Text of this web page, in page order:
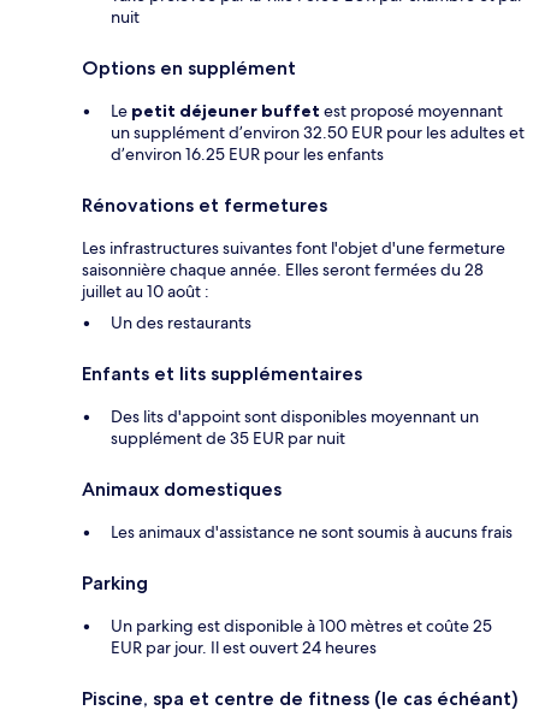
nuit
Options en supplément
Le petit déjeuner buffet est proposé moyennant
un supplément d’environ 32.50 EUR pour les adultes et
d’environ 16.25 EUR pour les enfants
Rénovations et fermetures
Les infrastructures suivantes font l'objet d'une fermeture
saisonnière chaque année. Elles seront fermées du 28
juillet au 10 août :
Un des restaurants
Enfants et lits supplémentaires
Des lits d'appoint sont disponibles moyennant un
supplément de 35 EUR par nuit
Animaux domestiques
Les animaux d'assistance ne sont soumis à aucuns frais
Parking
Un parking est disponible à 100 mètres et coûte 25
EUR par jour. Il est ouvert 24 heures
Piscine, spa et centre de fitness (le cas échéant)